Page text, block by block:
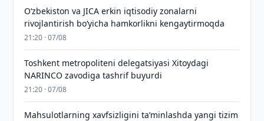
Oʻzbekiston va JICA erkin iqtisodiy zonalarni
rivojlantirish boʻyicha hamkorlikni kengaytirmoqda
21:20 · 07/08
Toshkent metropoliteni delegatsiyasi Xitoydagi
NARINCO zavodiga tashrif buyurdi
21:20 · 07/08
Mahsulotlarning xavfsizligini taʼminlashda yangi tizim